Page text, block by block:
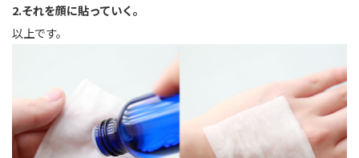
2.それを顔に貼っていく。
以上です。